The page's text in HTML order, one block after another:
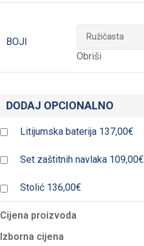
BOJI
Obriši
DODAJ OPCIONALNO
Litijumska baterija 137,00€
Set zaštitnih navlaka 109,00€
Stolić 136,00€
Cijena proizvoda
Izborna cijena